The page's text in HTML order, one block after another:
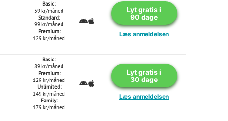
Basic:
59 kr/måned
Standard:
99 kr/måned
Premium:
129 kr/måned
Lyt gratis i
90 dage
Læs anmeldelsen
Basic:
89 kr/måned
Premium:
129 kr/måned
Unlimited:
149 kr/måned
Family:
179 kr/måned
Lyt gratis i
30 dage
Læs anmeldelsen